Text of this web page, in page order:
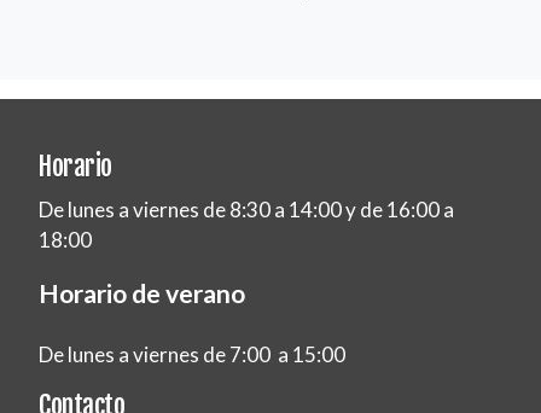
Horario
De lunes a viernes de 8:30 a 14:00 y de 16:00 a
18:00
Horario de verano
De lunes a viernes de 7:00 a 15:00
Contacto